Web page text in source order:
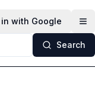
in with Google
Search